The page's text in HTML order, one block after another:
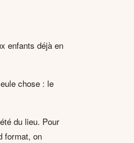
enfants déjà en
chose : le
du lieu. Pour
format, on